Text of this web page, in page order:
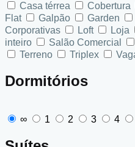
Casa térrea
Cobertura
Flat
Galpão Garden
Corporativas
Loft Loja
inteiro
Salão Comercial
Terreno
Triplex
Dormitórios
∞ 1 2 3 4